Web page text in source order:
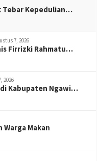
Tebar Kepedulian…
7, 2026
Firrizki Rahmatu…
2026
Kabupaten Ngawi…
Warga Makan